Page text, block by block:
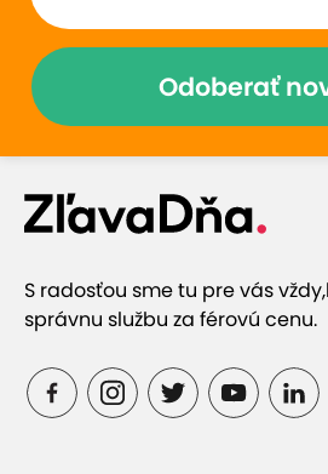
Odoberať
S radosťou sme tu pre vás vždy,
správnu službu za férovú cenu.